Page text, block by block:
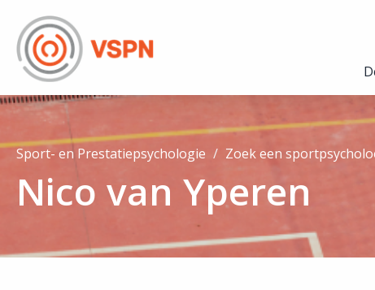
Sport- en Prestatiepsychologie Zoek een
Nico van Yperen